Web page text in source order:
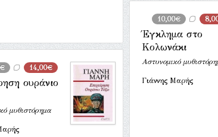
10,00€
Έγκλημα στο
Κολωνάκι
Αστυνομικό
Γιάννης Μαρής
14,00€
ουράνιο
μυθιστόρημα